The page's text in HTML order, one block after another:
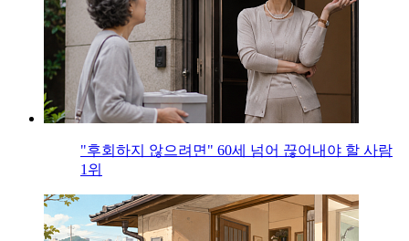
"후회하지 않으려면" 60세 넘어 끊어내야 할 사람
1위